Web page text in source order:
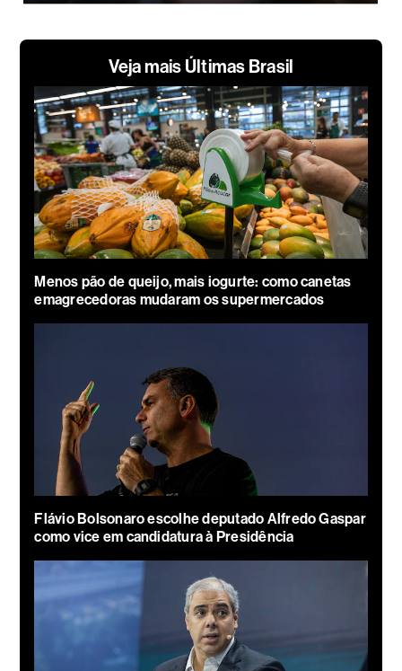
Veja mais Últimas Brasil
Menos pão de queijo, mais iogurte: como canetas
emagrecedoras mudaram os supermercados
Flávio Bolsonaro escolhe deputado Alfredo Gaspar
como vice em candidatura à Presidência